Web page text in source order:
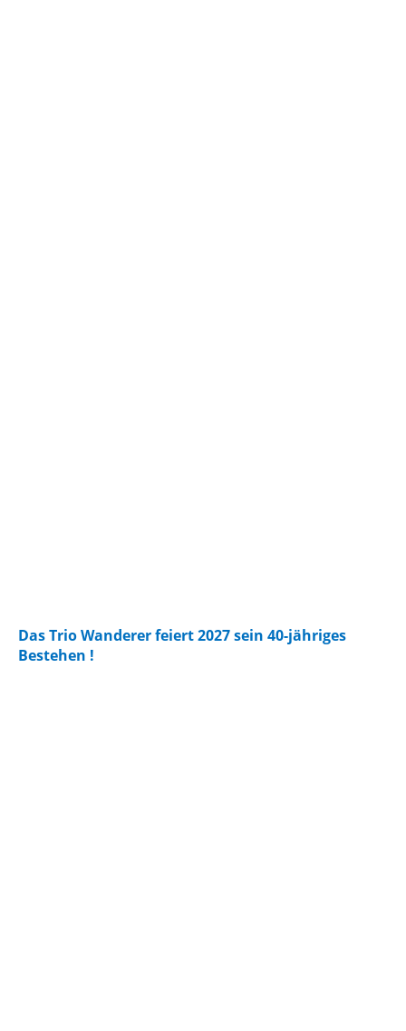
Das Trio Wanderer feiert 2027 sein 40-jähriges
Bestehen !